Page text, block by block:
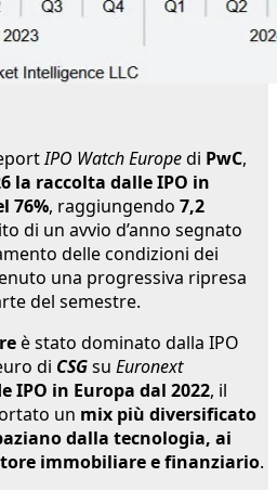
IPO Watch Europedi PwC,
la raccolta dalle IPO in
76%, raggiungendo 7,2
di un avvio d’anno segnato
delle condizioni dei
una progressiva ripresa
del semestre.
è stato dominato dalla IPO
di CSGsu Euronext
IPO in Europa dal 2022, il
un mix più diversificato
dalla tecnologia, ai
immobiliare e finanziario.